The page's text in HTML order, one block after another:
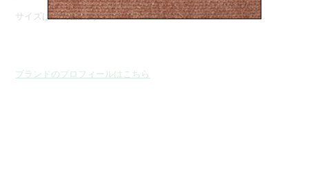
サイズはcm表記です
ブランドのプロフィールはこちら